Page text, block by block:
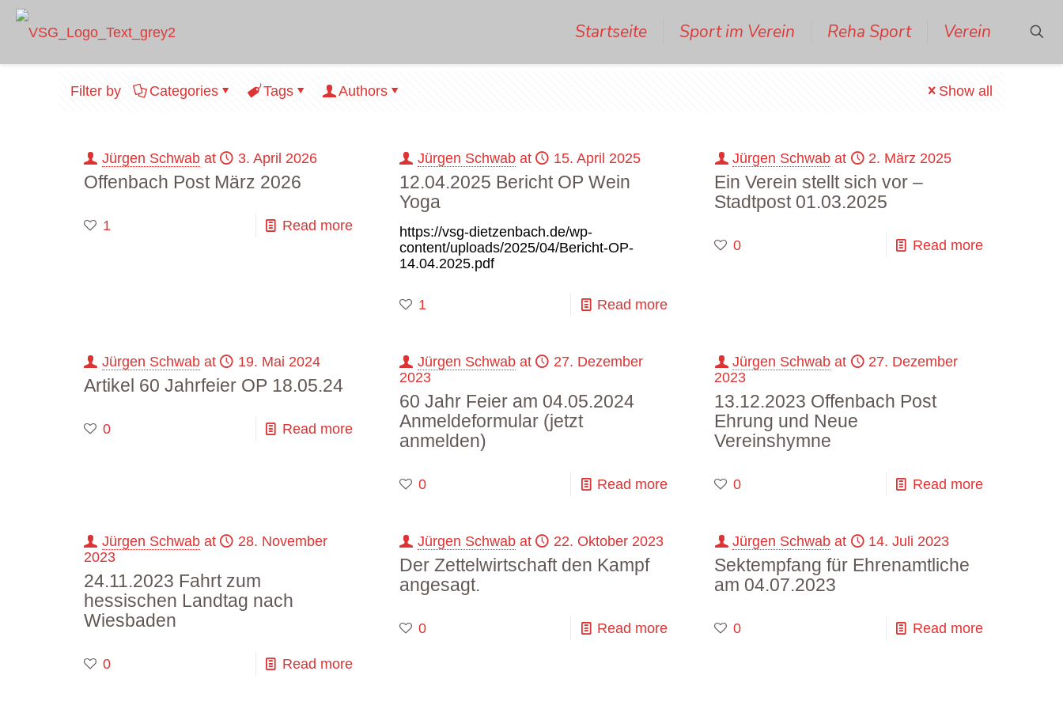
Startseite Sport im Verein Reha Sport Verein
Filter by Categories Tags Authors Show all
Jürgen Schwab at 3. April 2026
Offenbach Post März 2026
1 Read more
Jürgen Schwab at 15. April 2025
12.04.2025 Bericht OP Wein
Yoga
https://vsg-dietzenbach.de/wp-
content/uploads/2025/04/Bericht-OP-
14.04.2025.pdf
1 Read more
Jürgen Schwab at 2. März 2025
Ein Verein stellt sich vor –
Stadtpost 01.03.2025
0 Read more
Jürgen Schwab at 19. Mai 2024
Artikel 60 Jahrfeier OP 18.05.24
0 Read more
Jürgen Schwab at
27. Dezember
2023
60 Jahr Feier am 04.05.2024
Anmeldeformular (jetzt
anmelden)
0 Read more
Jürgen Schwab at
27. Dezember
2023
13.12.2023 Offenbach Post
Ehrung und Neue
Vereinshymne
0 Read more
Jürgen Schwab at
28. November
2023
24.11.2023 Fahrt zum
hessischen Landtag nach
Wiesbaden
0 Read more
Jürgen Schwab at 22. Oktober 2023
Der Zettelwirtschaft den Kampf
angesagt.
0 Read more
Jürgen Schwab at 14. Juli 2023
Sektempfang für Ehrenamtliche
am 04.07.2023
0 Read more